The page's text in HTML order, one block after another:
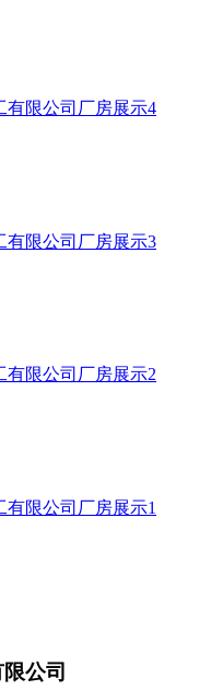
有限公司厂房展示4
有限公司厂房展示3
有限公司厂房展示2
有限公司厂房展示1
公司